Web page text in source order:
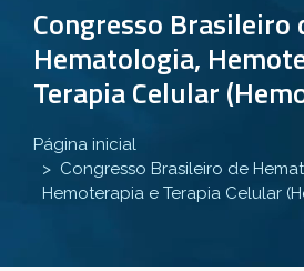
Congresso Brasileiro
Hematologia,
Terapia Celular
Página inicial
Congresso Brasileiro de
Hemoterapia e Terapia Celular